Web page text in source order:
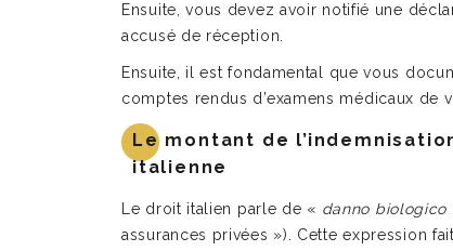
Ensuite, vous devez avoir notifié une
accusé de réception.
Ensuite, il est fondamental que vous
comptes rendus d’examens médicaux
Le montant de
italienne
Le droit italien parle de « danno biologico
assurances privées »). Cette expression